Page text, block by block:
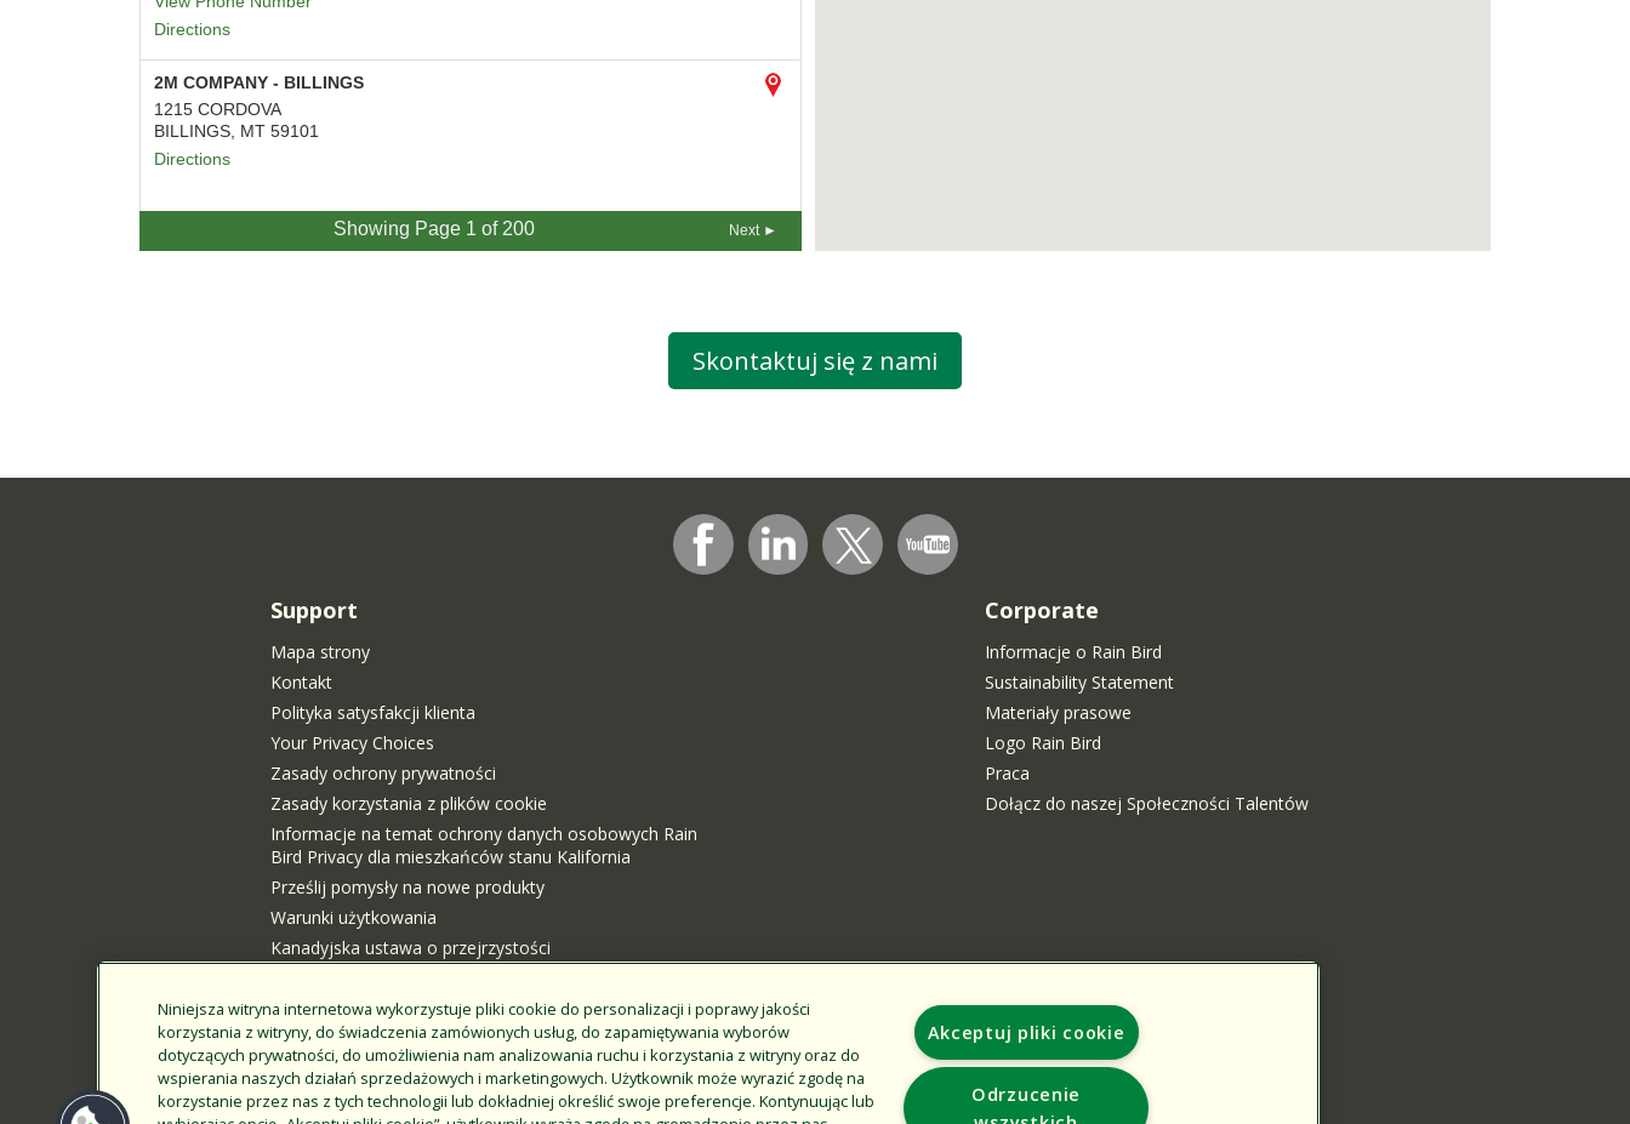
Skontaktuj się z nami
Support
Mapa strony
Kontakt
Polityka satysfakcji klienta
Your Privacy Choices
Zasady ochrony prywatności
Zasady korzystania z plików cookie
Informacje na temat ochrony danych osobowych Rain
Bird Privacy dla mieszkańców stanu Kalifornia
Prześlij pomysły na nowe produkty
Warunki użytkowania
Kanadyjska ustawa o przejrzystości
Corporate
Informacje o Rain Bird
Sustainability Statement
Materiały prasowe
Logo Rain Bird
Praca
Dołącz do naszej Społeczności Talentów
Additional Sites
Usługi i szkolenia Rain Bird
Sklep internetowy z produktami do pól golfowych Rain
Niniejsza witryna internetowa wykorzystuje pliki cookie do personalizacji i poprawy jakości
korzystania z witryny, do świadczenia zamówionych usług, do zapamiętywania wyborów
dotyczących prywatności, do umożliwienia nam analizowania ruchu i korzystania z witryny oraz do
wspierania naszych działań sprzedażowych i marketingowych. Użytkownik może wyrazić zgodę na
korzystanie przez nas z tych technologii lub dokładniej określić swoje preferencje. Kontynuując lub
Akceptuj pliki cookie
Odrzucenie